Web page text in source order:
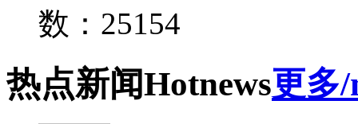
数：25154
热点新闻Hotnews更多